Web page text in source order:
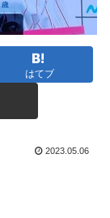
はてブ
2023.05.06